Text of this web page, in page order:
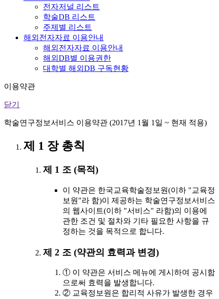
전자저널 리스트
학술DB 리스트
주제별 리스트
해외전자자료 이용안내
해외전자자료 이용안내
해외DB별 이용권한
대학별 해외DB 구독현황
이용약관
닫기
학술연구정보서비스 이용약관 (2017년 1월 1일 ~ 현재 적용)
제 1 장 총칙
제 1 조 (목적)
이 약관은 한국교육학술정보원(이하 "교육정
보원"라 함)이 제공하는 학술연구정보서비스
의 웹사이트(이하 "서비스" 라함)의 이용에
관한 조건 및 절차와 기타 필요한 사항을 규
정하는 것을 목적으로 합니다.
제 2 조 (약관의 효력과 변경)
① 이 약관은 서비스 메뉴에 게시하여 공시함
으로써 효력을 발생합니다.
② 교육정보원은 합리적 사유가 발생한 경우